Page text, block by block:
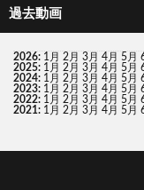
過去動画
2026: 1月 2月 3月 4月 5月
2025: 1月 2月 3月 4月 5月
2024: 1月 2月 3月 4月 5月
2023: 1月 2月 3月 4月 5月
2022: 1月 2月 3月 4月 5月
2021: 1月 2月 3月 4月 5月